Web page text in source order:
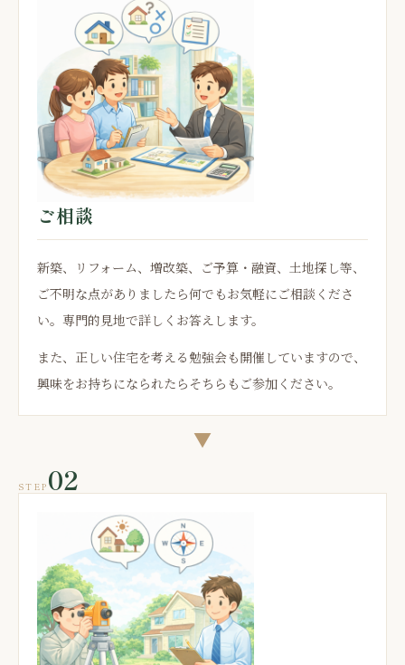
ご相談
新築、リフォーム、増改築、ご予算・融資、土地探し等、
ご不明な点がありましたら何でもお気軽にご相談くださ
い。専門的見地で詳しくお答えします。
また、正しい住宅を考える勉強会も開催していますので、
興味をお持ちになられたらそちらもご参加ください。
▼
STEP 02